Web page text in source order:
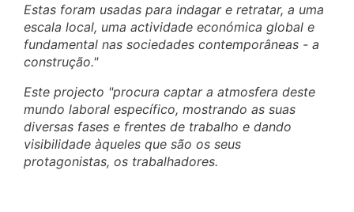
Estas foram usadas para indagar e retratar, a uma
escala local, uma actividade económica global e
fundamental nas sociedades contemporâneas - a
construção."
Este projecto "procura captar a atmosfera deste
mundo laboral específico, mostrando as suas
diversas fases e frentes de trabalho e dando
visibilidade àqueles que são os seus
protagonistas, os trabalhadores.